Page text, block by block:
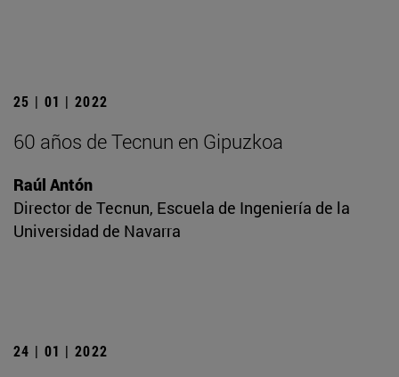
25 | 01 | 2022
60 años de Tecnun en Gipuzkoa
Raúl Antón
Director de Tecnun, Escuela de Ingeniería de la
Universidad de Navarra
24 | 01 | 2022